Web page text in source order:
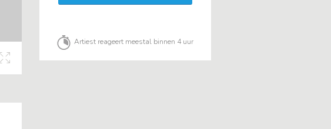
Artiest reageert meestal binnen 4 uur